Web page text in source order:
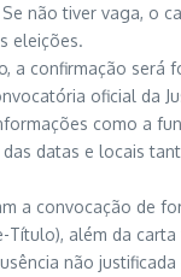
não tiver vaga, o
eleições.
a confirmação será
oficial da
como a
das datas e locais
a convocação de
Título), além da carta
não